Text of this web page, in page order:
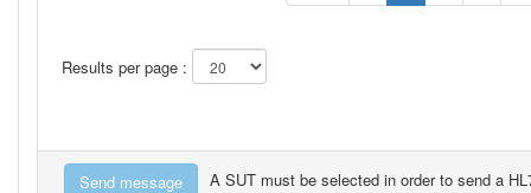
Results per page :
A SUT must be selected in order to send a